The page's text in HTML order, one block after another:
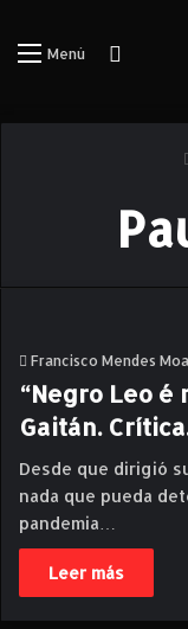
Menú Iniciar
Francisco Mendes
“Negro Leo é
Gaitán.
Desde que dirigió
nada que pueda
pandemia…
Leer más